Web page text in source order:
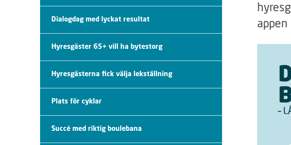
Dialogdag med lyckat resultat
Hyresgäster 65+ vill ha bytestorg
Hyresgästerna fick välja lekställning
Plats för cyklar
Succé med riktig boulebana
appen